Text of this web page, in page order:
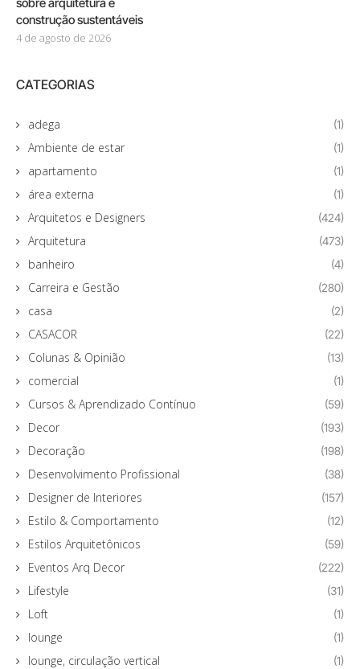
construção sustentáveis
4 de agosto de 2026
CATEGORIAS
adega (1)
Ambiente de estar (1)
apartamento (1)
área externa (1)
Arquitetos e Designers (424)
Arquitetura (473)
banheiro (4)
Carreira e Gestão (280)
casa (2)
CASACOR (22)
Colunas & Opinião (13)
comercial (1)
Cursos & Aprendizado Contínuo (59)
Decor (193)
Decoração (198)
Desenvolvimento Profissional (38)
Designer de Interiores (157)
Estilo & Comportamento (12)
Estilos Arquitetônicos (59)
Eventos Arq Decor (222)
Lifestyle (31)
Loft (1)
lounge (1)
lounge, circulação vertical (1)